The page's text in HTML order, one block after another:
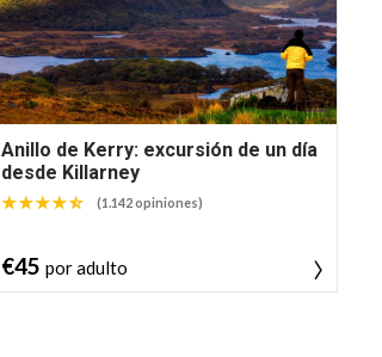
Anillo de Kerry: excursión de un día
desde Killarney
(1.142 opiniones)
€45 por adulto